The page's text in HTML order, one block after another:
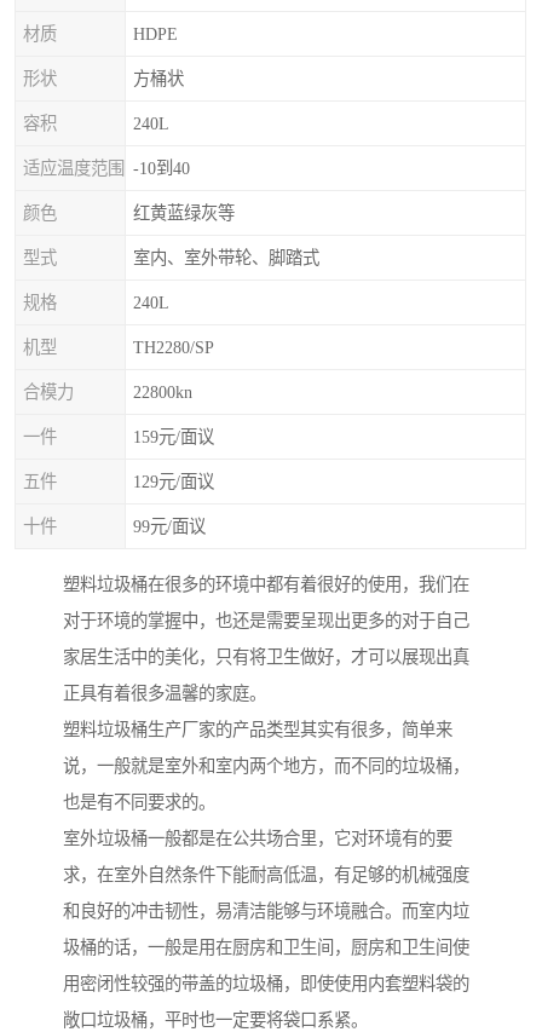
材质 HDPE
形状 方桶状
容积 240L
适应温度范围 -10到40
颜色 红黄蓝绿灰等
型式 室内、室外带轮、脚踏式
规格 240L
机型 TH2280/SP
合模力 22800kn
一件 159元/面议
五件 129元/面议
十件 99元/面议
塑料垃圾桶在很多的环境中都有着很好的使用，我们在
对于环境的掌握中，也还是需要呈现出更多的对于自己
家居生活中的美化，只有将卫生做好，才可以展现出真
正具有着很多温馨的家庭。
塑料垃圾桶生产厂家的产品类型其实有很多，简单来
说，一般就是室外和室内两个地方，而不同的垃圾桶，
也是有不同要求的。
室外垃圾桶一般都是在公共场合里，它对环境有的要
求，在室外自然条件下能耐高低温，有足够的机械强度
和良好的冲击韧性，易清洁能够与环境融合。而室内垃
圾桶的话，一般是用在厨房和卫生间，厨房和卫生间使
用密闭性较强的带盖的垃圾桶，即使使用内套塑料袋的
敞口垃圾桶，平时也一定要将袋口系紧。